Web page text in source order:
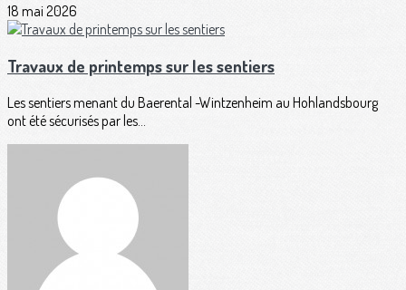
18 mai 2026
Travaux de printemps sur les sentiers
Les sentiers menant du Baerental -Wintzenheim au Hohlandsbourg
ont été sécurisés par les...